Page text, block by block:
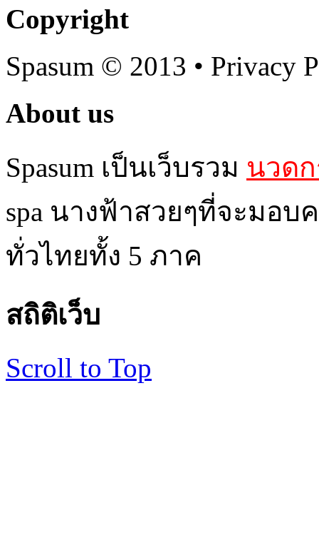
Copyright
Spasum © 2013 • Privacy
About us
Spasum เป็นเว็บรวม นวด
spa นางฟ้าสวยๆที่จะมอ
ทั่วไทยทั้ง 5 ภาค
สถิติเว็บ
Scroll to Top